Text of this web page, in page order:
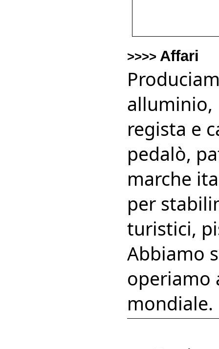
>>>> Affari
alluminio,
regista e
pedalò,
marche
per
turistici,
Abbiamo
operiamo
mondiale.